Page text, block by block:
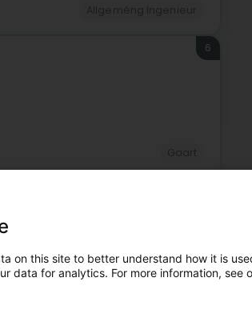
6
on this site to better understand how it is
data for analytics. For more information, see